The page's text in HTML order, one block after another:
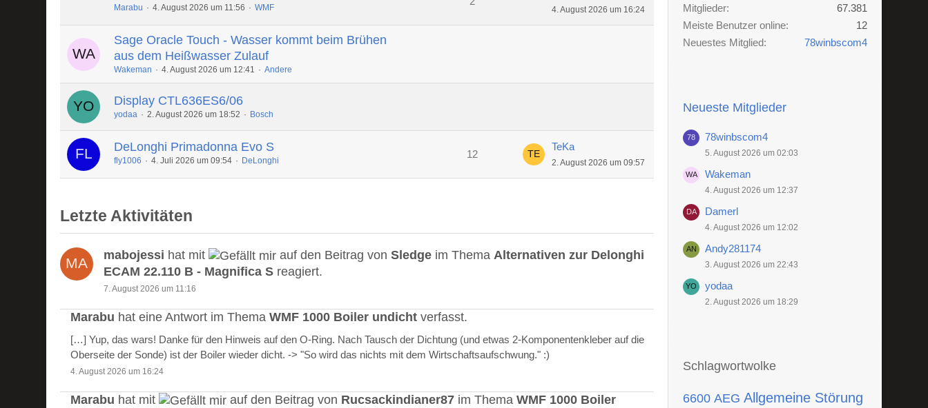
Marabu 4. August 2026 um 11:56 WMF 4. August 2026 um 16:24
Sage Oracle Touch - Wasser kommt beim Brühen
aus dem Heißwasser Zulauf
Wakeman 4. August 2026 um 12:41 Andere
Display CTL636ES6/06
yodaa 2. August 2026 um 18:52 Bosch
DeLonghi Primadonna Evo S
fly1006 4. Juli 2026 um 09:54 DeLonghi
12
TeKa
2. August 2026 um 09:57
Letzte Aktivitäten
mabojessi hat mit auf den Beitrag vonSledge im ThemaAlternativen zur Delonghi
ECAM 22.110 B - Magnifica S reagiert.
7. August 2026 um 11:16
Marabu hat eine Antwort im ThemaWMF 1000 Boiler undicht verfasst.
[…] Yup, das wars! Danke für den Hinweis auf den O-Ring. Nach Tausch der Dichtung (und etwas 2-Komponentenkleber auf die
Oberseite der Sonde) ist der Boiler wieder dicht. -> "So wird das nichts mit dem Wirtschaftsaufschwung." :)
4. August 2026 um 16:24
Marabu hat mit auf den Beitrag von Rucsackindianer87 im ThemaWMF 1000 Boiler
Mitglieder
67.381
Meiste Benutzer online
12
Neuestes Mitglied
78winbscom4
Neueste Mitglieder
78winbscom4
5. August 2026 um 02:03
Wakeman
4. August 2026 um 12:37
Damerl
4. August 2026 um 12:02
Andy281174
3. August 2026 um 22:43
yodaa
2. August 2026 um 18:29
Schlagwortwolke
6600 AEG Allgemeine Störung